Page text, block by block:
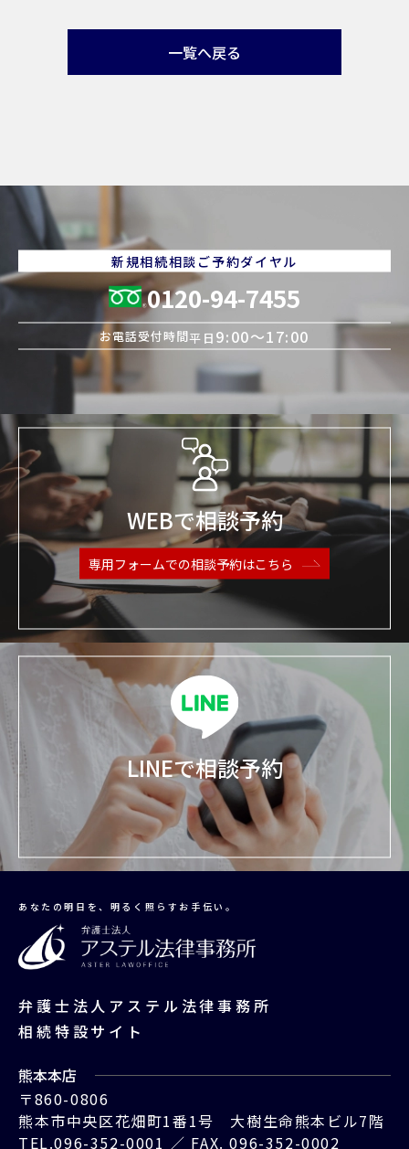
一覧へ戻る
新規相続相談ご予約ダイヤル
0120-94-7455
お電話受付時間平日 9:00〜17:00
WEBで相談予約
専用フォームでの相談予約はこちら
LINEで相談予約
あなたの明日を、明るく照らすお手伝い。
弁護士法人アステル法律事務所
相続特設サイト
熊本本店
〒860-0806
熊本市中央区花畑町1番1号 大樹生命熊本ビル7階
TEL.096-352-0001 ／ FAX. 096-352-0002